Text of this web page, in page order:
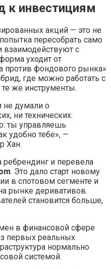
к инвестициям
акций — это не
пересобрать само
взаимодействуют с
уходит от
против фондового рынка»
где можно работать с
же инструменты.
думали о
ни технических.
ты управляешь
удобно тебе», —
Хан.
ребрендинг и перевела
. Это дало старт новому
в спотовом сегменте и
рынке деривативов.
становится больше,
в финансовой сфере
первых реальных
нормально
системой.